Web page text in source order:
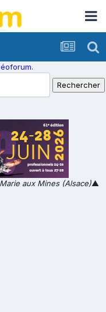
aux Mines (Alsace)▲